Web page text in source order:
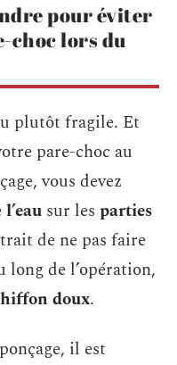
pour éviter
choc lors du
plutôt fragile. Et
pare-choc au
vous devez
l’eau sur les parties
de ne pas faire
long de l’opération,
doux.
il est